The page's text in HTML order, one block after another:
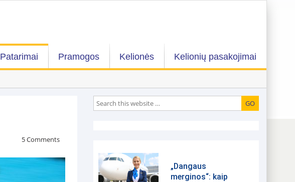
Patarimai Pramogos Kelionės Kelionių pasakojimai
5 Comments
„Dangaus
merginos“: kaip